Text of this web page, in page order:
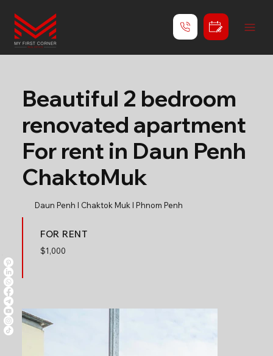
Beautiful 2 bedroom
renovated apartment
For rent in Daun Penh
ChaktoMuk
Daun Penh l Chaktok Muk l Phnom Penh
FOR RENT
$1,000